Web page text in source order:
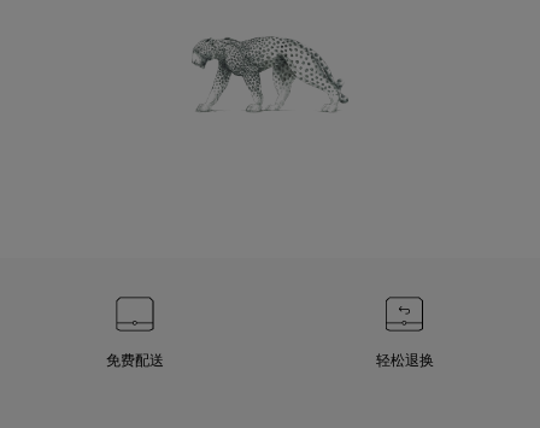
免费配送 轻松退换